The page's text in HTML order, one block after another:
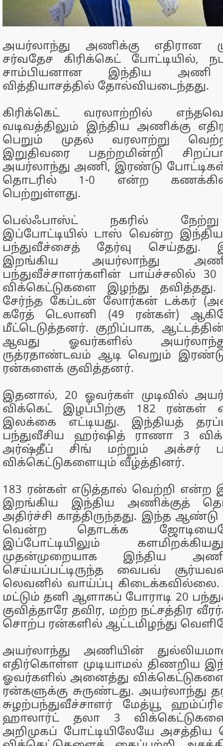
அயர்லாந்து அணிக்கு எதிரான
சர்வதேச கிரிக்கெட் போட்டியில்,
சாம்பியனான இந்திய
வித்தியாசத்தில் தோல்வியடைந்தது.
கிரிக்கெட் வரலாற்றில்
வடிவத்திலும் இந்திய அணிக்கு
பெறும் முதல் வரலாற்று
இறுதிவரை பதற்றமின்றி
அயர்லாந்து அணி, இரண்டு
தொடரில் 1-0 என்ற
பெற்றுள்ளது.
பெல்ஃபாஸ்ட் நகரில்
இப்போட்டியில் டாஸ் வென்ற
பந்துவீச்சைத் தேர்வு செய்தது.
இறங்கிய அயர்லாந்து
பந்துவீச்சாளர்களின் பாய்ச்சலில்
விக்கெட்டுகளை இழந்து
சேர்ந்த கேப்டன் லோர்கன் டக்கர்
கரேத் டெலானி (49 ரன்கள்)
மீட்டெடுத்தனர். குறிப்பாக,
ஆவது ஓவர்களில்
ருத்ரதாண்டவம் ஆடி வெறும்
ரன்களைக் குவித்தனர்.
இதனால், 20 ஓவர்கள் முடிவில்
விக்கெட் இழப்பிற்கு 182
இலக்கை எட்டியது. இந்தியத்
பந்துவீசிய ஹர்ஷித் ராணா 3
அர்ஷ்தீப் சிங் மற்றும் அக்சர்
விக்கெட்டுகளையும் வீழ்த்தினர்.
183 ரன்கள் எடுத்தால் வெற்றி என்ற
இறங்கிய இந்திய அணிக்குத்
அதிர்ச்சி காத்திருந்தது. இந்த
வென்ற தொடக்க
இப்போட்டியிலும்
முதன்முறையாக இந்திய
செய்யப்பட்டிருந்த வைபவ்
லெவனில் வாய்ப்பு
மட்டும் தனி ஆளாகப் போராடி 20
குவித்தாரே தவிர, மற்ற நட்சத்திர
சொற்ப ரன்களில் ஆட்டமிழந்து
அயர்லாந்து அணியின்
எதிர்கொள்ள முடியாமல் திணறிய
ஓவர்களில் அனைத்து
ரன்களுக்கு சுருண்டது. அயர்லாந்து
சுழற்பந்துவீச்சாளர் மேத்யூ
ஹாலார்ட் தலா 3
அறிமுகப் போட்டியிலேயே அசத்திய